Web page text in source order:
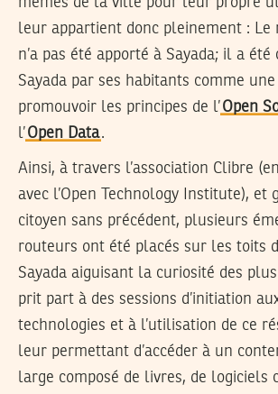
leur appartient donc pleinement : Le
n’a pas été apporté à Sayada; il a
Sayada par ses habitants comme
promouvoir les principes de l’Open
l’Open Data.
Ainsi, à travers l’association Clibre
avec l’Open Technology Institute), et
citoyen sans précédent, plusieurs
routeurs ont été placés sur les toits
Sayada aiguisant la curiosité des
prit part à des sessions d’initiation
technologies et à l’utilisation de ce
leur permettant d’accéder à un
large composé de livres, de logiciels